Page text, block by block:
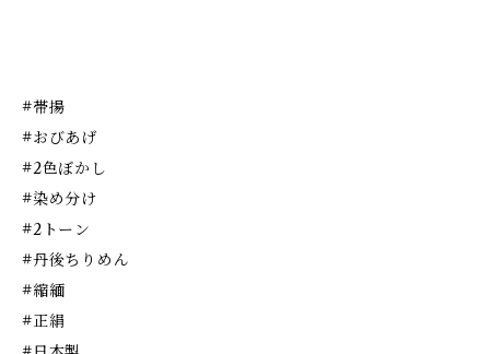
#帯揚
#おびあげ
#2色ぼかし
#染め分け
#2トーン
#丹後ちりめん
#縮緬
#正絹